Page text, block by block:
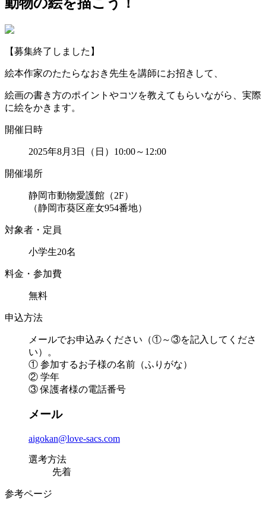
【募集終了しました】
絵本作家のたたらなおき先生を講師にお招きして、
絵画の書き方のポイントやコツを教えてもらいながら、実際
に絵をかきます。
開催日時
2025年8月3日（日）10:00～12:00
開催場所
静岡市動物愛護館（2F）
（静岡市葵区産女954番地）
対象者・定員
小学生20名
料金・参加費
無料
申込方法
メールでお申込みください（①～③を記入してくださ
い）。
① 参加するお子様の名前（ふりがな）
② 学年
③ 保護者様の電話番号
メール
aigokan@love-sacs.com
選考方法
先着
参考ページ